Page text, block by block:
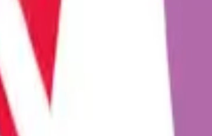
evrilmeye devam ediyor. Son yılların en...
güçlendirmek için küçük ama etkili dokunuşlar her zam...